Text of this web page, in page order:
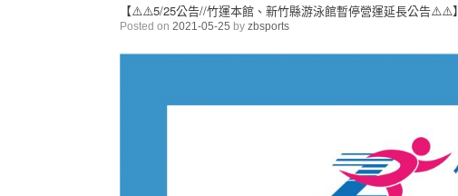
【⚠️⚠️5/25公告//竹運本館、新竹縣游泳館暫停營運延長公告⚠️⚠️】
Posted on 2021-05-25 by zbsports